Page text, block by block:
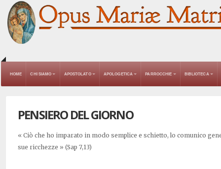
HOME CHI SIAMO APOSTOLATO APOLOGETICA PARROCCHIE BIBLIOTECA
PENSIERO DEL GIORNO
« Ciò che ho imparato in modo semplice e schietto, lo comunico
sue ricchezze » (Sap 7,13)